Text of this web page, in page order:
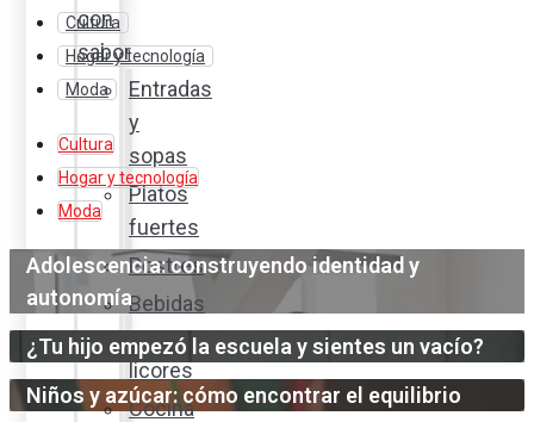
con
sabor
Entradas
y
sopas
Platos
fuertes
Postres
Bebidas
y
licores
Cocina
Cultura
Hogar y tecnología
Moda
Cultura
Hogar y tecnología
Moda
Adolescencia: construyendo identidad y
autonomía
¿Tu hijo empezó la escuela y sientes un vacío?
Niños y azúcar: cómo encontrar el equilibrio